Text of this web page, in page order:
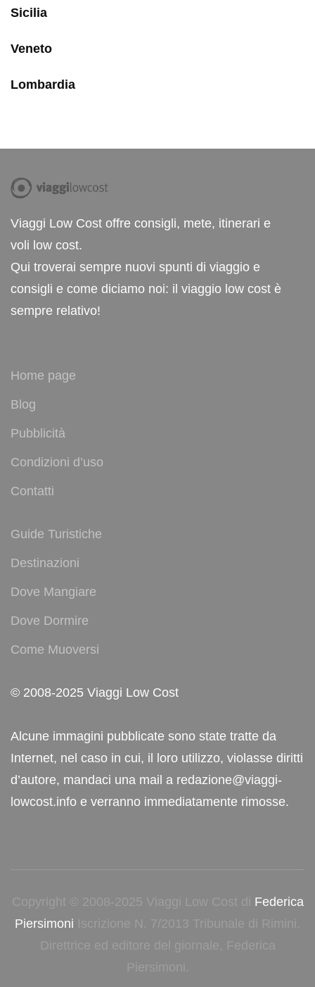
Sicilia
Veneto
Lombardia
Viaggi Low Cost offre consigli, mete, itinerari e
voli low cost.
Qui troverai sempre nuovi spunti di viaggio e
consigli e come diciamo noi: il viaggio low cost è
sempre relativo!
Home page
Blog
Pubblicità
Condizioni d’uso
Contatti
Guide Turistiche
Destinazioni
Dove Mangiare
Dove Dormire
Come Muoversi
© 2008-2025 Viaggi Low Cost
Alcune immagini pubblicate sono state tratte da
Internet, nel caso in cui, il loro utilizzo, violasse diritti
d’autore, mandaci una mail a redazione@viaggi-
lowcost.info e verranno immediatamente rimosse.
Copyright © 2008-2025 Viaggi Low Cost di Federica
Piersimoni Iscrizione N. 7/2013 Tribunale di Rimini.
Direttrice ed editore del giornale, Federica
Piersimoni.